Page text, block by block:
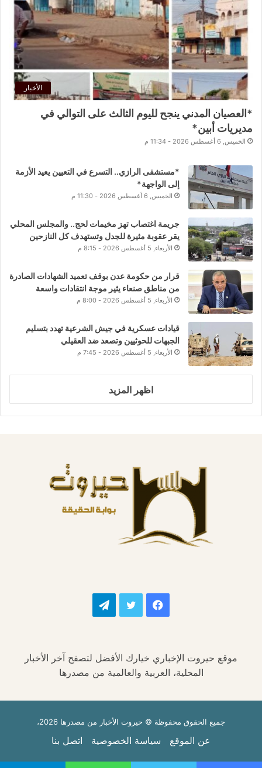
الأخبار
*العصيان المدني ينجح لليوم الثالث على التوالي في
مديريات أبين*
الخميس, 6 أغسطس 2026 - 11:34 م
*مستشفى الرازي.. التسرع في التعيين يعيد الأزمة
إلى الواجهة*
الخميس, 6 أغسطس 2026 - 11:30 م
جريمة اغتصاب تهز مخيمات لحج.. والمجلس المحلي
يقر عقوبة مثيرة للجدل وتستهدف كل النازحين
الأربعاء, 5 أغسطس 2026 - 8:15 م
قرار من حكومة عدن بوقف تعميد الشهادات الصادرة
من مناطق صنعاء يثير موجة انتقادات واسعة
الأربعاء, 5 أغسطس 2026 - 8:00 م
قيادات عسكرية في جيش الشرعية تهدد بتسليم
الجبهات للحوثيين وتصعد ضد العقيلي
الأربعاء, 5 أغسطس 2026 - 7:45 م
اظهر المزيد
فيسبوك تويتر تيلقرام
موقع حيروت الإخباري خيارك الأفضل لتصفح آخر الأخبار
المحلية، العربية والعالمية من مصدرها
جميع الحقوق محفوظة © حيروت الأخبار من مصدرها 2026،
عن الموقع سياسة الخصوصية اتصل بنا